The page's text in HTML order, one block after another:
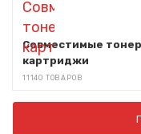
Совместимые
картриджи
11140 ТОВАРОВ